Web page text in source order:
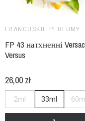
FRANCUSKIE PERFUMY
FP 43 натхненні
Versus
26,00 zł
2ml 33ml 60ml